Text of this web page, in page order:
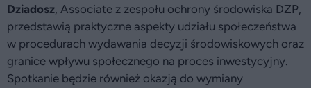
Dziadosz, Associate z zespołu ochrony środowiska DZP,
przedstawią praktyczne aspekty udziału społeczeństwa
w procedurach wydawania decyzji środowiskowych oraz
granice wpływu społecznego na proces inwestycyjny.
Spotkanie będzie również okazją do wymiany